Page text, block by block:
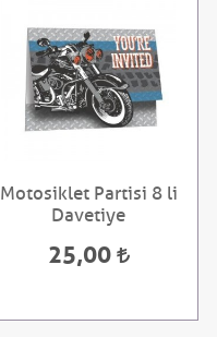
Motosiklet Partisi 8 li
Davetiye
25,00